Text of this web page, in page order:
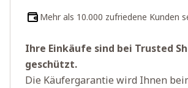
Mehr als 10.000 zufriedene Kunden
Ihre Einkäufe sind bei Trusted
geschützt.
Die Käufergarantie wird Ihnen